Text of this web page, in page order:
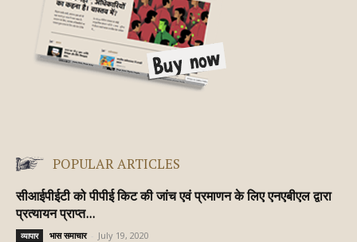
POPULAR ARTICLES
सीआईपीईटी को पीपीई किट की जांच एवं प्रमाणन के लिए एनएबीएल द्वारा
प्रत्यायन प्राप्त...
व्यापार भास समाचार July 19, 2020